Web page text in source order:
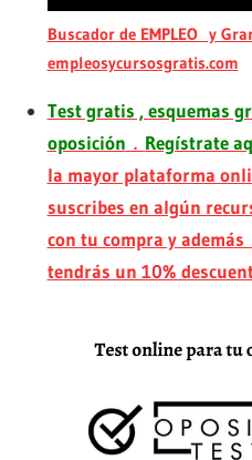
Buscador de EMPLEO y
empleosycursosgratis.com
Test gratis , esquemas
oposición . Regístrate
la mayor plataforma
suscribes en algún
con tu compra y además
tendrás un 10%